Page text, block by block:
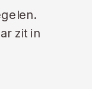
zit in